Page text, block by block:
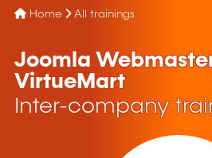
Home All trainings
Joomla
VirtueMart
Inter-company